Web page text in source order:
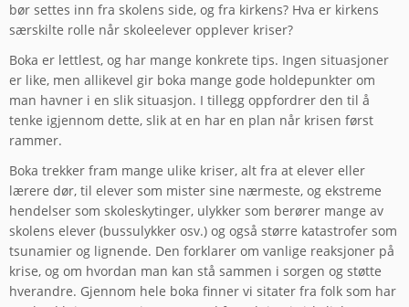
bør settes inn fra skolens side, og fra kirkens? Hva er kirkens
særskilte rolle når skoleelever opplever kriser?
Boka er lettlest, og har mange konkrete tips. Ingen situasjoner
er like, men allikevel gir boka mange gode holdepunkter om
man havner i en slik situasjon. I tillegg oppfordrer den til å
tenke igjennom dette, slik at en har en plan når krisen først
rammer.
Boka trekker fram mange ulike kriser, alt fra at elever eller
lærere dør, til elever som mister sine nærmeste, og ekstreme
hendelser som skoleskytinger, ulykker som berører mange av
skolens elever (bussulykker osv.) og også større katastrofer som
tsunamier og lignende. Den forklarer om vanlige reaksjoner på
krise, og om hvordan man kan stå sammen i sorgen og støtte
hverandre. Gjennom hele boka finner vi sitater fra folk som har